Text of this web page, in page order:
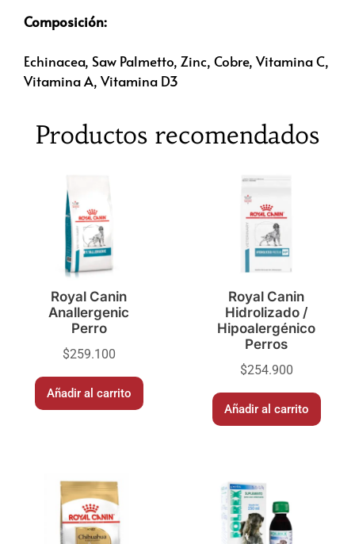
Composición:
Echinacea, Saw Palmetto, Zinc, Cobre, Vitamina C,
Vitamina A, Vitamina D3
Productos recomendados
Royal Canin
Anallergenic
Perro
$259.100
Añadir al carrito
Royal Canin
Hidrolizado /
Hipoalergénico
Perros
$254.900
Añadir al carrito